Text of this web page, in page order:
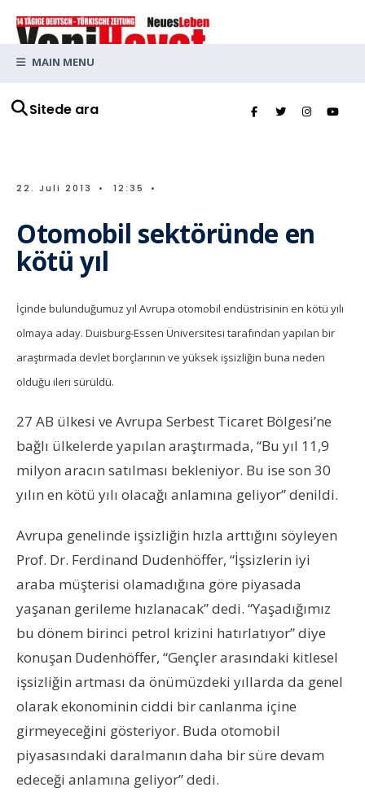
Sitede ara
MAIN MENU
22. Juli 2013 • 12:35 •
Otomobil sektöründe en
kötü yıl
İçinde bulunduğumuz yıl Avrupa otomobil endüstrisinin en kötü yılı
olmaya aday. Duisburg-Essen Üniversitesi tarafından yapılan bir
araştırmada devlet borçlarının ve yüksek işsizliğin buna neden
olduğu ileri sürüldü.
27 AB ülkesi ve Avrupa Serbest Ticaret Bölgesi’ne
bağlı ülkelerde yapılan araştırmada, “Bu yıl 11,9
milyon aracın satılması bekleniyor. Bu ise son 30
yılın en kötü yılı olacağı anlamına geliyor” denildi.
Avrupa genelinde işsizliğin hızla arttığını söyleyen
Prof. Dr. Ferdinand Dudenhöffer, “İşsizlerin iyi
araba müşterisi olamadığına göre piyasada
yaşanan gerileme hızlanacak” dedi. “Yaşadığımız
bu dönem birinci petrol krizini hatırlatıyor” diye
konuşan Dudenhöffer, “Gençler arasındaki kitlesel
işsizliğin artması da önümüzdeki yıllarda da genel
olarak ekonominin ciddi bir canlanma içine
girmeyeceğini gösteriyor. Buda otomobil
piyasasındaki daralmanın daha bir süre devam
edeceği anlamına geliyor” dedi.